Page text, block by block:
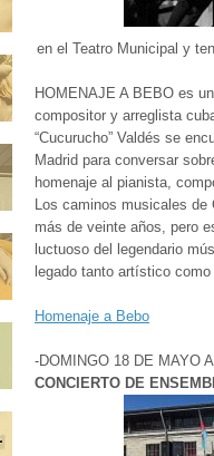
en el Teatro Municipal y
HOMENAJE A BEBO es
compositor y arreglista
“Cucurucho” Valdés se
Madrid para conversar
homenaje al pianista,
Los caminos musicales
más de veinte años, pero
luctuoso del legendario
legado tanto artístico como
Homenaje a Bebo
-DOMINGO 18 DE MAYO
CONCIERTO DE